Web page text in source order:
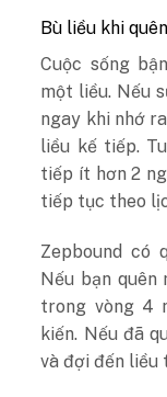
Bù liều khi
Cuộc sống
một liều. Nếu
ngay khi nhớ
liều kế tiếp.
tiếp ít hơn 2
tiếp tục theo
Zepbound có
Nếu bạn quên
trong vòng 4
kiến. Nếu đã
và đợi đến